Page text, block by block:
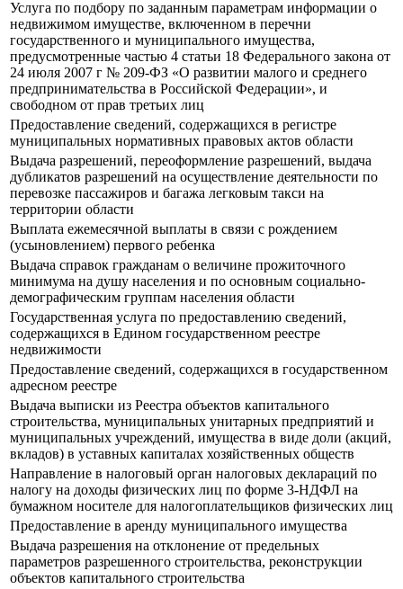
Услуга по подбору по заданным параметрам информации о
недвижимом имуществе, включенном в перечни
государственного и муниципального имущества,
предусмотренные частью 4 статьи 18 Федерального закона от
24 июля 2007 г № 209-ФЗ «О развитии малого и среднего
предпринимательства в Российской Федерации», и
свободном от прав третьих лиц
Предоставление сведений, содержащихся в регистре
муниципальных нормативных правовых актов области
Выдача разрешений, переоформление разрешений, выдача
дубликатов разрешений на осуществление деятельности по
перевозке пассажиров и багажа легковым такси на
территории области
Выплата ежемесячной выплаты в связи с рождением
(усыновлением) первого ребенка
Выдача справок гражданам о величине прожиточного
минимума на душу населения и по основным социально-
демографическим группам населения области
Государственная услуга по предоставлению сведений,
содержащихся в Едином государственном реестре
недвижимости
Предоставление сведений, содержащихся в государственном
адресном реестре
Выдача выписки из Реестра объектов капитального
строительства, муниципальных унитарных предприятий и
муниципальных учреждений, имущества в виде доли (акций,
вкладов) в уставных капиталах хозяйственных обществ
Направление в налоговый орган налоговых деклараций по
налогу на доходы физических лиц по форме 3-НДФЛ на
бумажном носителе для налогоплательщиков физических лиц
Предоставление в аренду муниципального имущества
Выдача разрешения на отклонение от предельных
параметров разрешенного строительства, реконструкции
объектов капитального строительства